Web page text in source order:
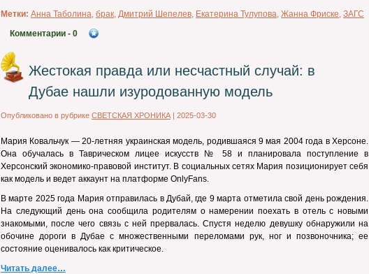
Метки: Анна Таболина, брак, Дмитрий Шепелев, Екатерина Тулупова, Жанна Фриске, ЗАГС
Комментарии - 0
Жестокая правда или несчастный случай: в
Дубае нашли изуродованную модель
Опубликовано в рубрике СВЕТСКАЯ ХРОНИКА | 2025-03-30
Мария Ковальчук — 20-летняя украинская модель, родившаяся 9 мая 2004 года в Херсоне.
Она обучалась в Таврическом лицее искусств № 58 и планировала поступление в
Херсонский экономико-правовой институт. В социальных сетях Мария позиционирует себя
как модель и ведет аккаунт на платформе OnlyFans. ​
В марте 2025 года Мария отправилась в Дубай, где 9 марта отметила свой день рождения.
На следующий день она сообщила родителям о намерении поехать в отель с новыми
знакомыми, после чего связь с ней прервалась. Спустя неделю девушку обнаружили на
обочине дороги в Дубае с множественными переломами рук, ног и позвоночника; ее
состояние оценивалось как критическое.
Читать далее…